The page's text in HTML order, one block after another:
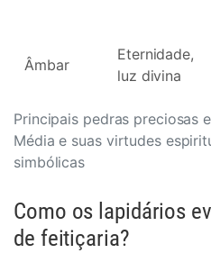
Principais pedras preciosas
Média e suas virtudes
simbólicas
Âmbar
Eternidade,
luz divina
Como os lapidários
de feitiçaria?